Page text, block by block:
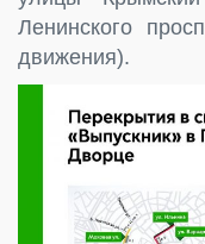
Ленинского
движения).